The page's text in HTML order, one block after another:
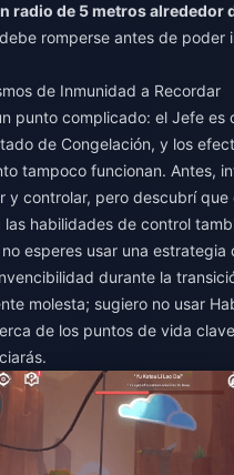
radio de 5 metros alrededor
romperse antes de poder
de Inmunidad a Recordar
punto complicado: el Jefe es
de Congelación, y los
tampoco funcionan. Antes,
y controlar, pero descubrí que
las habilidades de control
esperes usar una estrategia
durante la
molesta; sugiero no usar
de los puntos de vida